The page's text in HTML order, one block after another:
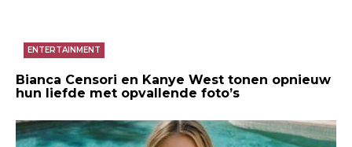
ENTERTAINMENT
Bianca Censori en Kanye West tonen opnieuw
hun liefde met opvallende foto’s